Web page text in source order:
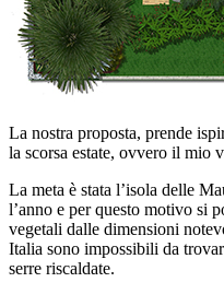
La nostra proposta, prende
la scorsa estate, ovvero il mio
La meta è stata l’isola delle
l’anno e per questo motivo si
vegetali dalle dimensioni
Italia sono impossibili da
serre riscaldate.